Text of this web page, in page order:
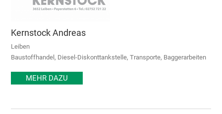
Kernstock Andreas
Leiben
Baustoffhandel, Diesel-Diskonttankstelle, Transporte, Baggerarbeiten
MEHR DAZU